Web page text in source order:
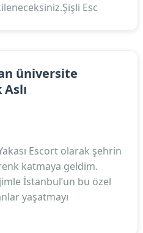
Esc
üniversite
Escort olarak şehrin
katmaya geldim.
İstanbul’un bu özel
yaşatmayı